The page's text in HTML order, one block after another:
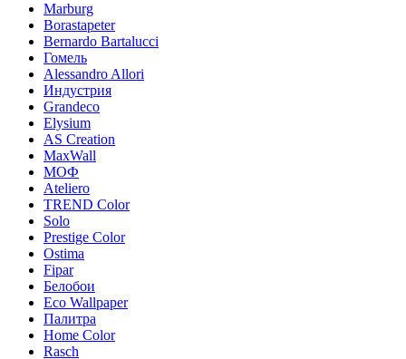
Marburg
Borastapeter
Bernardo Bartalucci
Гомель
Alessandro Allori
Индустрия
Grandeco
Elysium
AS Creation
MaxWall
МОФ
Ateliero
TREND Color
Solo
Prestige Color
Ostima
Fipar
Белобои
Eco Wallpaper
Палитра
Home Color
Rasch